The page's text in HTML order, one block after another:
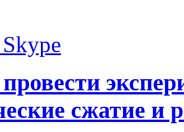
Skype
сжатие и